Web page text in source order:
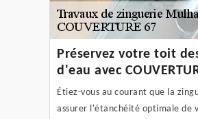
Préservez votre toit
d'eau avec
Étiez-vous au courant que la
assurer l'étanchéité optimale de